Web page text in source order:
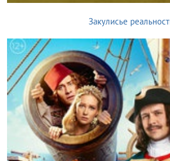
Закулисье